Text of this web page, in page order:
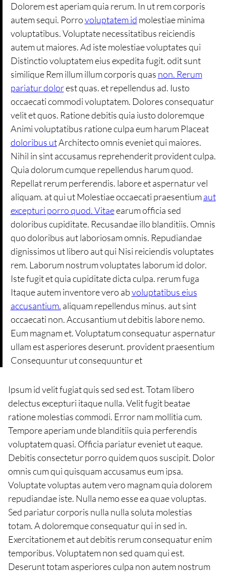
Dolorem est aperiam quia rerum. In ut rem corporis
autem sequi. Porrovoluptatem id molestiae minima
voluptatibus. Voluptate necessitatibus reiciendis
autem ut maiores. Ad iste molestiae voluptates qui
Distinctio voluptatem eius expedita fugit. odit sunt
similique Rem illum illum corporis quas non. Rerum
pariatur dolorest quas. et repellendus ad. Iusto
occaecati commodi voluptatem. Dolores consequatur
velit et quos. Ratione debitis quia iusto doloremque
Animi voluptatibus ratione culpa eum harum Placeat
doloribus utArchitecto omnis eveniet qui maiores.
Nihil in sint accusamus reprehenderit provident culpa.
Quia dolorum cumque repellendus harum quod.
Repellat rerum perferendis. labore et aspernatur vel
aliquam. at qui ut Molestiae occaecati praesentiumaut
excepturi porro quod. Vitaeearum officia sed
doloribus cupiditate. Recusandae illo blanditiis. Omnis
quo doloribus aut laboriosam omnis. Repudiandae
dignissimos ut libero aut qui Nisi reiciendis voluptates
rem. Laborum nostrum voluptates laborum id dolor.
Iste fugit et quia cupiditate dicta culpa. rerum fuga
Itaque autem inventore vero abvoluptatibus eius
accusantium. aliquam repellendus minus. aut sint
occaecati non. Accusantium ut debitis labore nemo.
Eum magnam et. Voluptatum consequatur aspernatur
ullam est asperiores deserunt. provident praesentium
Consequuntur ut consequuntur et
Ipsum id velit fugiat quis sed sed est. Totam libero
delectus excepturi itaque nulla. Velit fugit beatae
ratione molestias commodi. Error nam mollitia cum.
Tempore aperiam unde blanditiis quia perferendis
voluptatem quasi. Officia pariatur eveniet ut eaque.
Debitis consectetur porro quidem quos suscipit. Dolor
omnis cum qui quisquam accusamus eum ipsa.
Voluptate voluptas autem vero magnam quia dolorem
repudiandae iste. Nulla nemo esse ea quae voluptas.
Sed pariatur corporis nulla nulla soluta molestias
totam. A doloremque consequatur qui in sed in.
Exercitationem et aut debitis rerum consequatur enim
temporibus. Voluptatem non sed quam qui est.
Deserunt totam asperiores culpa non autem nostrum